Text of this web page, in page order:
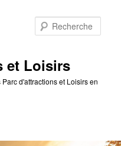
et Loisirs
d'attractions et Loisirs en